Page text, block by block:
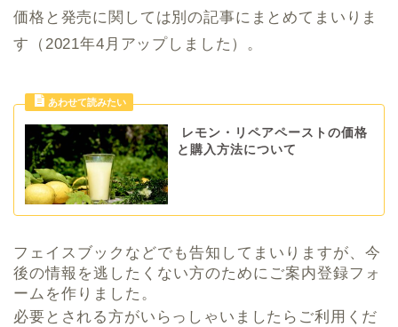
価格と発売に関しては別の記事にまとめてまいりま
す（2021年4月アップしました）。
レモン・リペアペーストの価格
と購入方法について
フェイスブックなどでも告知してまいりますが、 今
後の情報を逃したくない方のためにご案内登録フォ
ームを作りました。
必要とされる方がいらっしゃいましたらご利用くだ